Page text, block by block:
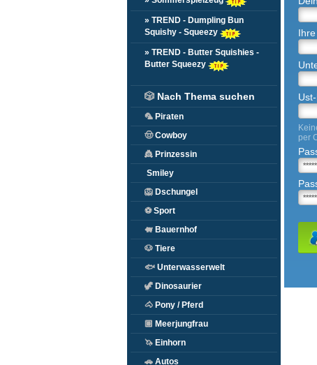
» TREND - Dumpling Bun
Squishy - Squeezy
» TREND - Butter Squishies -
Butter Squeezy
🎲 Nach Thema suchen
🦜 Piraten
🤠Cowboy
👸 Prinzessin
Smiley
🦁 Dschungel
⚽Sport
🐖 Bauernhof
🐶 Tiere
🐟 Unterwasserwelt
🦖 Dinosaurier
🐴 Pony / Pferd
🏽 Meerjungfrau
🦄 Einhorn
🚗 Autos
per